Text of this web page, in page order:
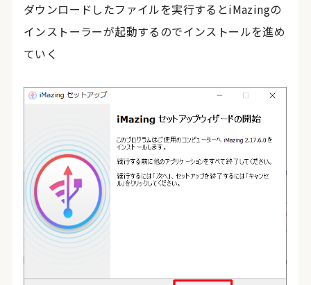
ダウンロードしたファイルを実行するとiMazingの
インストーラーが起動するのでインストールを進め
ていく